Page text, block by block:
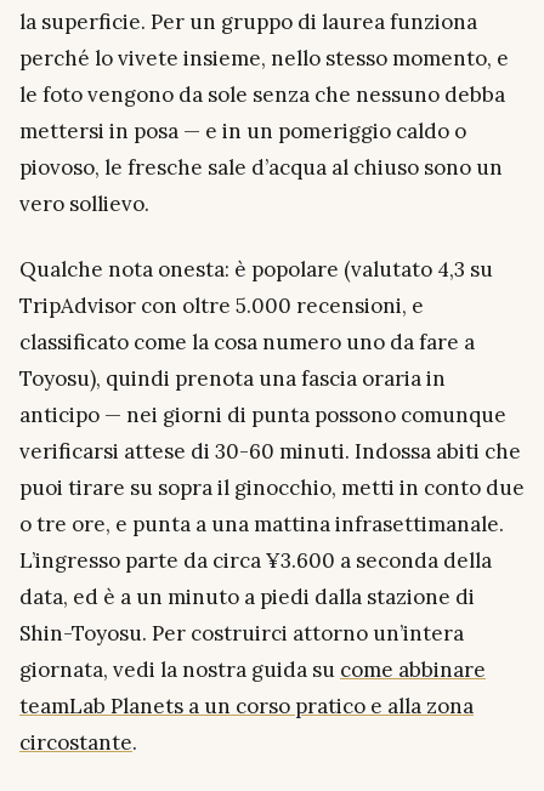
la superficie. Per un gruppo di laurea funziona
perché lo vivete insieme, nello stesso momento, e
le foto vengono da sole senza che nessuno debba
mettersi in posa — e in un pomeriggio caldo o
piovoso, le fresche sale d’acqua al chiuso sono un
vero sollievo.
Qualche nota onesta: è popolare (valutato 4,3 su
TripAdvisor con oltre 5.000 recensioni, e
classificato come la cosa numero uno da fare a
Toyosu), quindi prenota una fascia oraria in
anticipo — nei giorni di punta possono comunque
verificarsi attese di 30-60 minuti. Indossa abiti che
puoi tirare su sopra il ginocchio, metti in conto due
o tre ore, e punta a una mattina infrasettimanale.
L’ingresso parte da circa ¥3.600 a seconda della
data, ed è a un minuto a piedi dalla stazione di
Shin-Toyosu. Per costruirci attorno un’intera
giornata, vedi la nostra guida su come abbinare
teamLab Planets a un corso pratico e alla zona
circostante.